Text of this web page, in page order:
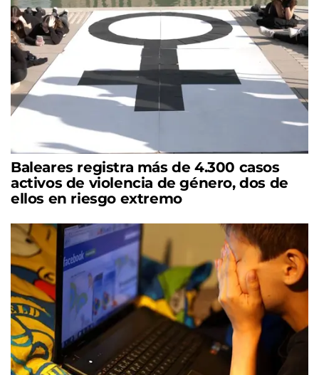
Baleares registra más de 4.300 casos
activos de violencia de género, dos de
ellos en riesgo extremo